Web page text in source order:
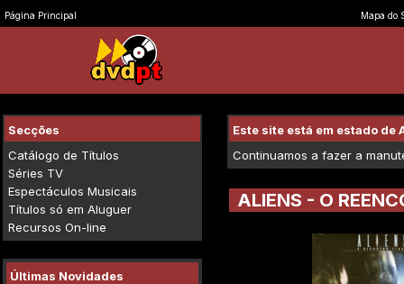
Página Principal Mapa do
Secções
Catálogo de Títulos
Séries TV
Espectáculos Musicais
Títulos só em Aluguer
Recursos On-line
Últimas Novidades
Este site está em estado de
Continuamos a fazer a
ALIENS - O